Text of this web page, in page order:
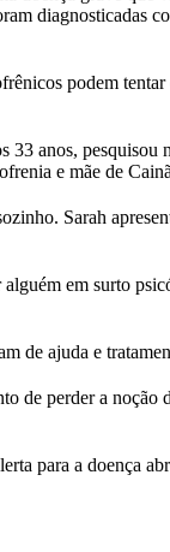
diagnosticadas
podem
anos,
e mãe de
Sarah
em surto
de ajuda e
de perder a
para a doença